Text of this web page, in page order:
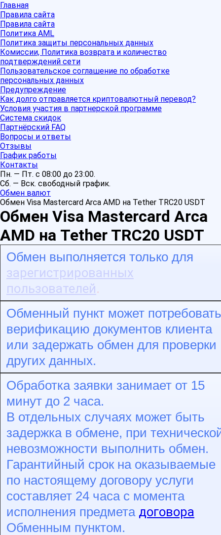
Главная
Правила сайта
Правила сайта
Политика AML
Политика защиты персональных данных
Комиссии, Политика возврата и количество
подтверждений сети
Пользовательское соглашение по обработке
персональных данных
Предупреждение
Как долго отправляется криптовалютный перевод?
Условия участия в партнерской программе
Система скидок
Партнёрский FAQ
Вопросы и ответы
Отзывы
График работы
Контакты
Пн. — Пт. с 08:00 до 23:00.
Сб. — Вск. свободный график.
Обмен валют
Обмен Visa Mastercard Arca AMD на Tether TRC20 USDT
Обмен Visa Mastercard Arca
AMD на Tether TRC20 USDT
Обмен выполняется только для
зарегистрированных
пользователей.
Обменный пункт может потребовать
верификацию документов клиента
или задержать обмен для проверки
других данных.
Обработка заявки занимает от 15
минут до 2 часа.
В отдельных случаях может быть
задержка в обмене, при
невозможности выполнить обмен.
Гарантийный срок на оказываемые
по настоящему договору услуги
составляет 24 часа с момента
исполнения предмета договора
Обменным пунктом.